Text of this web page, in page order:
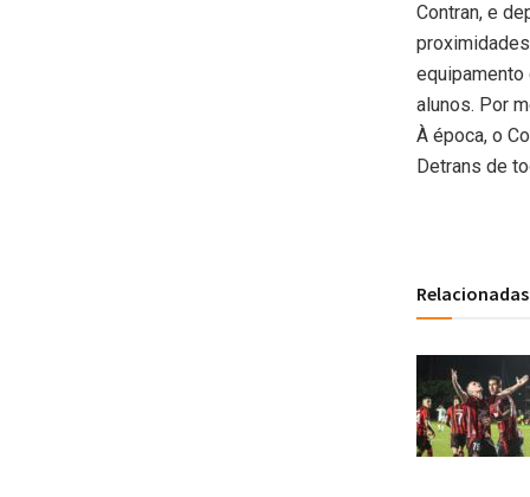
Contran, e
equipamento
alunos. Por
À época, o
Detrans de
Relacionadas